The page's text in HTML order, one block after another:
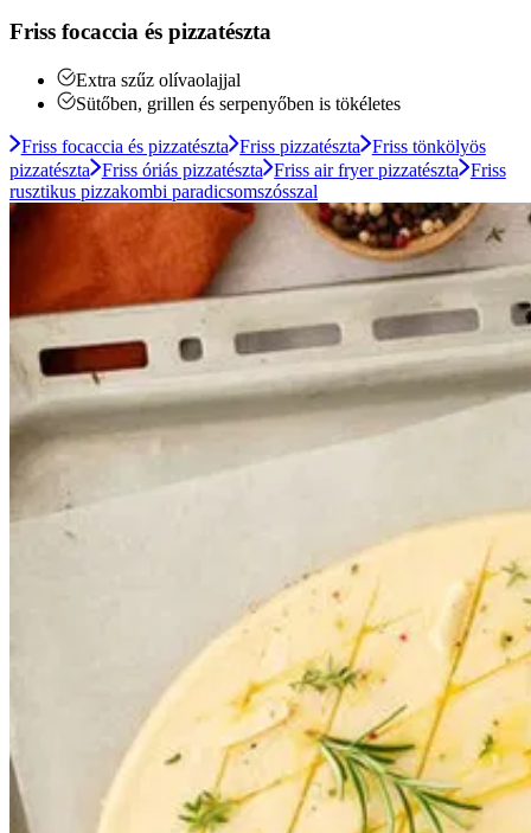
Friss focaccia és pizzatészta
Extra szűz olívaolajjal
Sütőben, grillen és serpenyőben is tökéletes
Friss focaccia és pizzatészta Friss pizzatészta Friss tönkölyös
pizzatészta
Friss óriás pizzatészta Friss air fryer pizzatészta Friss
rusztikus pizzakombi paradicsomszósszal